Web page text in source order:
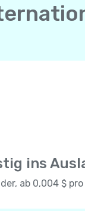
ins
ab 0,004 $